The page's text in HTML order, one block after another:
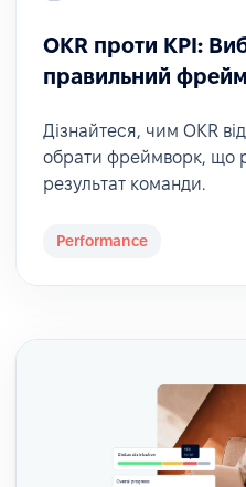
OKR проти KPI:
правильний
Дізнайтеся, чим OKR
обрати фреймворк, що
результат команди.
Performance